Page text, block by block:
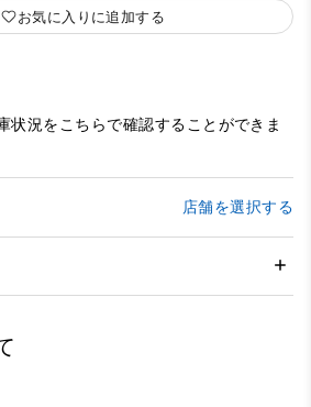
お気に入りに追加する
状況をこちらで確認することができま
店舗を選択する